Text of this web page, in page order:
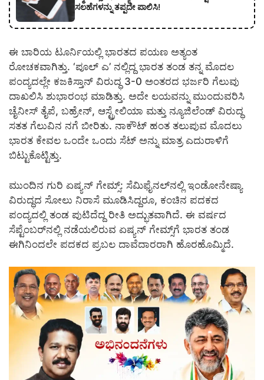
ಸಲಹೆಗಳನ್ನು ತಪ್ಪದೇ ಪಾಲಿಸಿ!
ಈ ಬಾರಿಯ ಟೂರ್ನಿಯಲ್ಲಿ ಭಾರತದ ಪಯಣ ಅತ್ಯಂತ
ರೋಚಕವಾಗಿತ್ತು. ‘ಪೂಲ್ ಎ’ ನಲ್ಲಿದ್ದ ಭಾರತ ತಂಡ ತನ್ನ ಮೊದಲ
ಪಂದ್ಯದಲ್ಲೇ ಕಜಕಿಸ್ತಾನ್ ವಿರುದ್ಧ 3-0 ಅಂತರದ ಭರ್ಜರಿ ಗೆಲುವು
ದಾಖಲಿಸಿ ಶುಭಾರಂಭ ಮಾಡಿತ್ತು. ಅದೇ ಲಯವನ್ನು ಮುಂದುವರಿಸಿ
ಚೈನೀಸ್ ತೈಪೆ, ಬಹ್ರೇನ್, ಆಸ್ಟ್ರೇಲಿಯಾ ಮತ್ತು ನ್ಯೂಜಿಲೆಂಡ್ ವಿರುದ್ಧ
ಸತತ ಗೆಲುವಿನ ನಗೆ ಬೀರಿತು. ನಾಕೌಟ್ ಹಂತ ತಲುಪುವ ಮೊದಲು
ಭಾರತ ಕೇವಲ ಒಂದೇ ಒಂದು ಸೆಟ್ ಅನ್ನು ಮಾತ್ರ ಎದುರಾಳಿಗೆ
ಬಿಟ್ಟುಕೊಟ್ಟಿತ್ತು.
ಮುಂದಿನ ಗುರಿ ಏಷ್ಯನ್ ಗೇಮ್ಸ್: ಸೆಮಿಫೈನಲ್‌ನಲ್ಲಿ ಇಂಡೋನೇಷ್ಯಾ
ವಿರುದ್ಧದ ಸೋಲು ನಿರಾಸೆ ಮೂಡಿಸಿದ್ದರೂ, ಕಂಚಿನ ಪದಕದ
ಪಂದ್ಯದಲ್ಲಿ ತಂಡ ಪುಟಿದೆದ್ದ ರೀತಿ ಅದ್ಭುತವಾಗಿದೆ. ಈ ವರ್ಷದ
ಸೆಪ್ಟೆಂಬರ್‌ನಲ್ಲಿ ನಡೆಯಲಿರುವ ಏಷ್ಯನ್ ಗೇಮ್ಸ್‌ಗೆ ಭಾರತ ತಂಡ
ಈಗಿನಿಂದಲೇ ಪದಕದ ಪ್ರಬಲ ದಾವೆದಾರರಾಗಿ ಹೊರಹೊಮ್ಮಿದೆ.